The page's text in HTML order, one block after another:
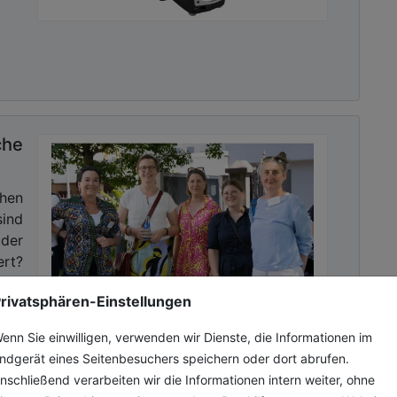
Einstellungen
Sie einwilligen, verwenden wir Dienste, die Informationen im
eines Seitenbesuchers speichern oder dort abrufen.
verarbeiten wir die Informationen intern weiter, ohne
städtischen Bäderbetriebe, die Akkugeräte nach
mit Link zur kostenlosen PDF